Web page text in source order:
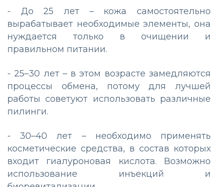
- До 25 лет – кожа самостоятельно
вырабатывает необходимые элементы, она
нуждается только в очищении и
правильном питании.
- 25–30 лет – в этом возрасте замедляются
процессы обмена, потому для лучшей
работы советуют использовать различные
пилинги.
- 30–40 лет – необходимо применять
косметические средства, в состав которых
входит гиалуроновая кислота. Возможно
использование инъекций и